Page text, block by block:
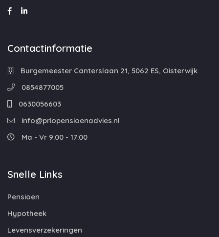
Contactinformatie
Burgemeester Canterslaan 21, 5062 ES, Oisterwijk
0854877005
0630056603
info@priopensioenadvies.nl
Ma - Vr 9:00 - 17:00
Snelle Links
Pensioen
Hypotheek
Levensverzekeringen